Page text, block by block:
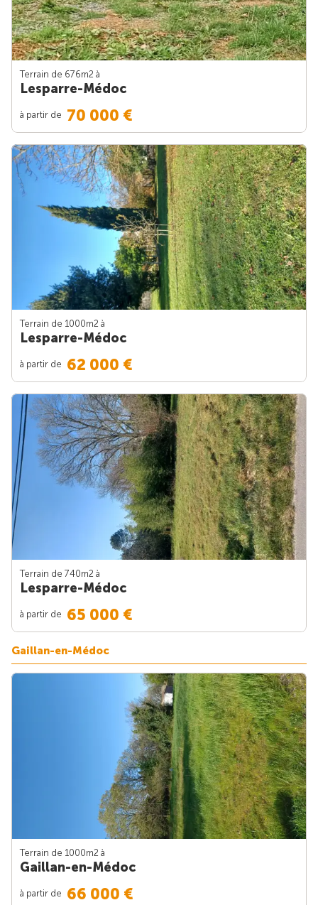
Terrain de 676m2 à
Lesparre-Médoc
à partir de 70 000 €
Terrain de 1000m2 à
Lesparre-Médoc
à partir de 62 000 €
Terrain de 740m2 à
Lesparre-Médoc
à partir de 65 000 €
Gaillan-en-Médoc
Terrain de 1000m2 à
Gaillan-en-Médoc
à partir de 66 000 €